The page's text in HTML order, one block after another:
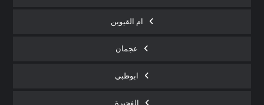
ام القيوين
عجمان
ابوظبي
الفجيرة